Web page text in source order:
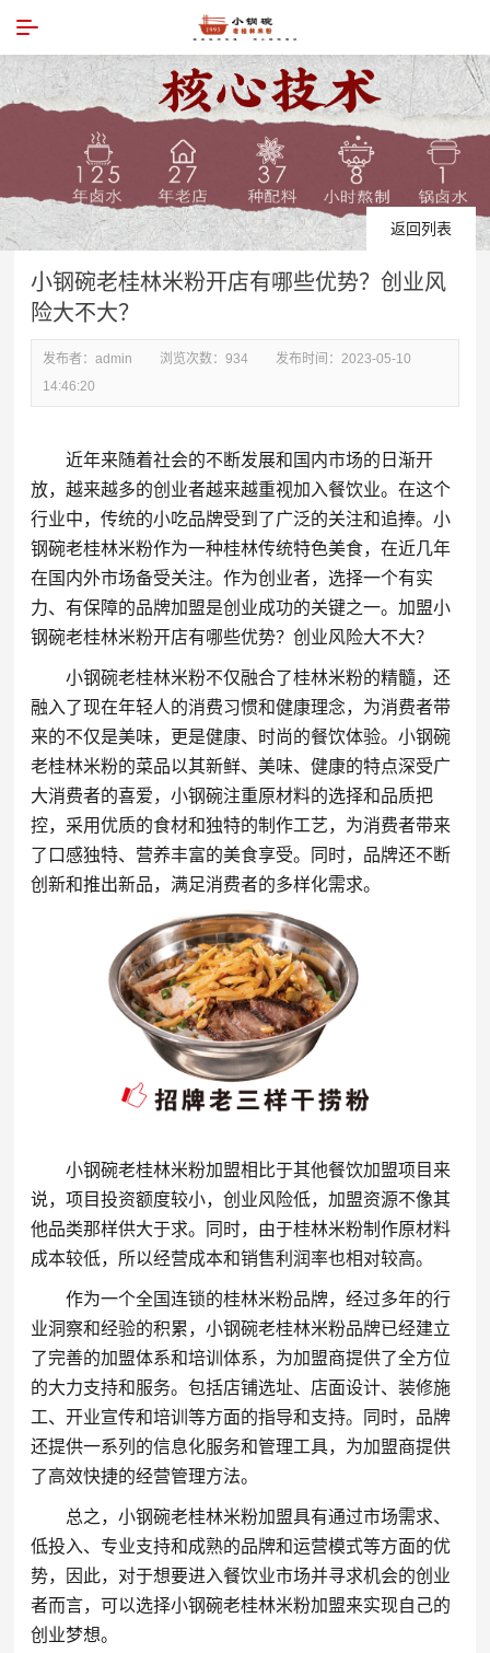
返回列表
小钢碗老桂林米粉开店有哪些优势？创业风
险大不大？
发布者：admin 浏览次数：934 发布时间：2023-05-10
14:46:20
近年来随着社会的不断发展和国内市场的日渐开
放，越来越多的创业者越来越重视加入餐饮业。在这个
行业中，传统的小吃品牌受到了广泛的关注和追捧。小
钢碗老桂林米粉作为一种桂林传统特色美食，在近几年
在国内外市场备受关注。作为创业者，选择一个有实
力、有保障的品牌加盟是创业成功的关键之一。加盟小
钢碗老桂林米粉开店有哪些优势？创业风险大不大？
小钢碗老桂林米粉不仅融合了桂林米粉的精髓，还
融入了现在年轻人的消费习惯和健康理念，为消费者带
来的不仅是美味，更是健康、时尚的餐饮体验。小钢碗
老桂林米粉的菜品以其新鲜、美味、健康的特点深受广
大消费者的喜爱，小钢碗注重原材料的选择和品质把
控，采用优质的食材和独特的制作工艺，为消费者带来
了口感独特、营养丰富的美食享受。同时，品牌还不断
创新和推出新品，满足消费者的多样化需求。
小钢碗老桂林米粉加盟相比于其他餐饮加盟项目来
说，项目投资额度较小，创业风险低，加盟资源不像其
他品类那样供大于求。同时，由于桂林米粉制作原材料
成本较低，所以经营成本和销售利润率也相对较高。
作为一个全国连锁的桂林米粉品牌，经过多年的行
业洞察和经验的积累，小钢碗老桂林米粉品牌已经建立
了完善的加盟体系和培训体系，为加盟商提供了全方位
的大力支持和服务。包括店铺选址、店面设计、装修施
工、开业宣传和培训等方面的指导和支持。同时，品牌
还提供一系列的信息化服务和管理工具，为加盟商提供
了高效快捷的经营管理方法。
总之，小钢碗老桂林米粉加盟具有通过市场需求、
低投入、专业支持和成熟的品牌和运营模式等方面的优
势，因此，对于想要进入餐饮业市场并寻求机会的创业
者而言，可以选择小钢碗老桂林米粉加盟来实现自己的
创业梦想。